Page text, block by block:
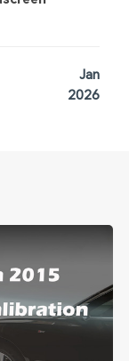
Jan
2026